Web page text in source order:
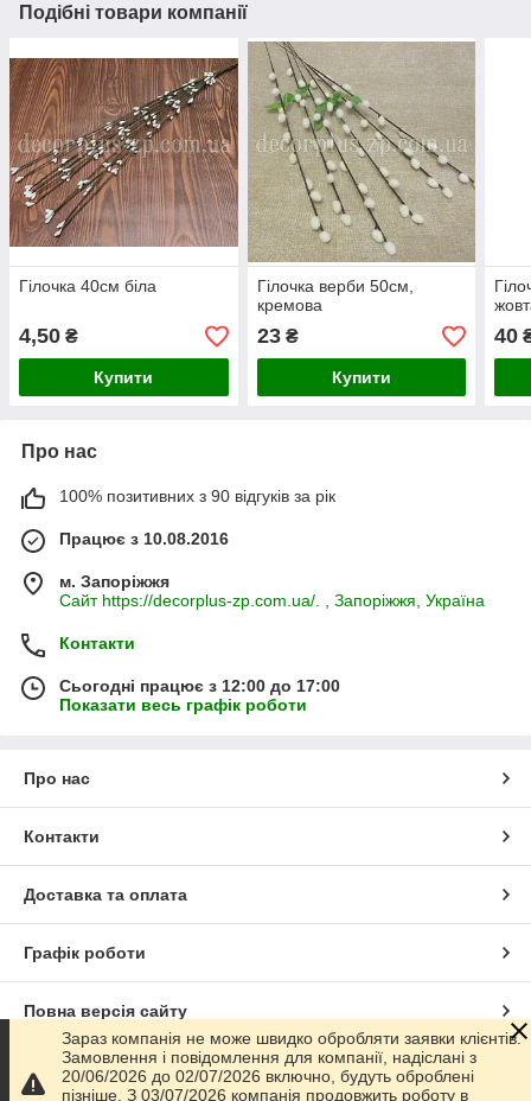
Подібні товари компанії
Гілочка 40см біла
4,50 ₴
Купити
Гілочка верби 50см,
кремова
23₴
Купити
40
Про нас
100% позитивних з 90 відгуків за рік
Працює з 10.08.2016
м. Запоріжжя
Сайт https://decorplus-zp.com.ua/. , Запоріжжя, Україна
Контакти
Сьогодні працює з 12:00 до 17:00
Показати весь графік роботи
Про нас
Контакти
Доставка та оплата
Графік роботи
Повна версія сайту
Сайт створено на маркетплейсіProm.ua
Зараз компанія не може швидко обробляти заявки клієнтів.
Замовлення і повідомлення для компанії, надіслані з
20/06/2026 до 02/07/2026 включно, будуть оброблені
пізніше. З 03/07/2026 компанія продовжить роботу в